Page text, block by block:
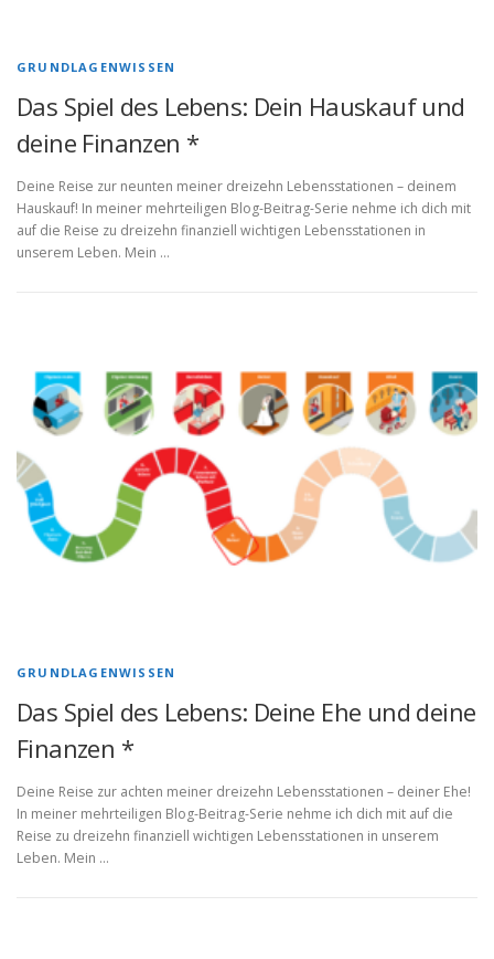
GRUNDLAGENWISSEN
Das Spiel des Lebens: Dein Hauskauf und
deine Finanzen *
Deine Reise zur neunten meiner dreizehn Lebensstationen – deinem
Hauskauf! In meiner mehrteiligen Blog-Beitrag-Serie nehme ich dich mit
auf die Reise zu dreizehn finanziell wichtigen Lebensstationen in
unserem Leben. Mein …
GRUNDLAGENWISSEN
Das Spiel des Lebens: Deine Ehe und deine
Finanzen *
Deine Reise zur achten meiner dreizehn Lebensstationen – deiner Ehe!
In meiner mehrteiligen Blog-Beitrag-Serie nehme ich dich mit auf die
Reise zu dreizehn finanziell wichtigen Lebensstationen in unserem
Leben. Mein …